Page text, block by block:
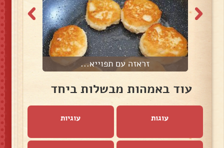
זראזה עם תפוייא...
עוד באמהות מבשלות ביחד
עוגות עוגיות